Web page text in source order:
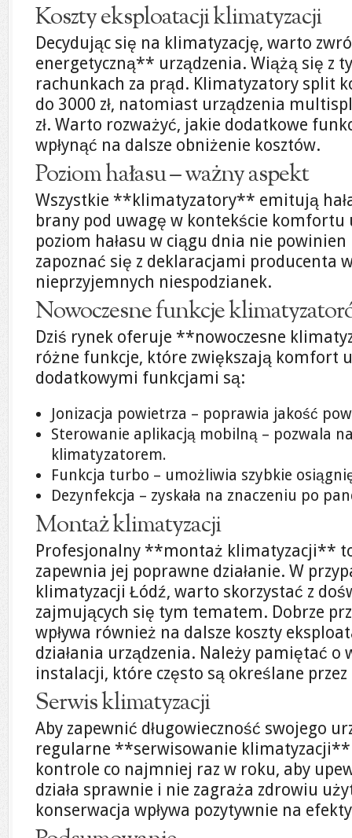
Koszty eksploatacji klimatyzacji
Decydując się na klimatyzację, warto
energetyczną** urządzenia. Wiążą się z
rachunkach za prąd. Klimatyzatory split
do 3000 zł, natomiast urządzenia
zł. Warto rozważyć, jakie dodatkowe
wpłynąć na dalsze obniżenie kosztów.
Poziom hałasu – ważny aspekt
Wszystkie **klimatyzatory** emitują
brany pod uwagę w kontekście komfortu
poziom hałasu w ciągu dnia nie
zapoznać się z deklaracjami producenta
nieprzyjemnych niespodzianek.
Nowoczesne funkcje
Dziś rynek oferuje **nowoczesne
różne funkcje, które zwiększają komfort
dodatkowymi funkcjami są:
Jonizacja powietrza – poprawia jakość
Sterowanie aplikacją mobilną – pozwala
klimatyzatorem.
Funkcja turbo – umożliwia szybkie
Dezynfekcja – zyskała na znaczeniu po
Montaż klimatyzacji
Profesjonalny **montaż klimatyzacji**
zapewnia jej poprawne działanie. W
klimatyzacji Łódź, warto skorzystać z
zajmujących się tym tematem. Dobrze
wpływa również na dalsze koszty
działania urządzenia. Należy pamiętać o
instalacji, które często są określane
Serwis klimatyzacji
Aby zapewnić długowieczność swojego
regularne **serwisowanie
kontrole co najmniej raz w roku, aby
działa sprawnie i nie zagraża zdrowiu
konserwacja wpływa pozytywnie na